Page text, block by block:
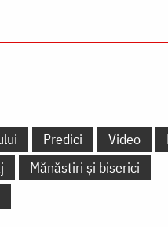
Predici Video
Mănăstiri și biserici